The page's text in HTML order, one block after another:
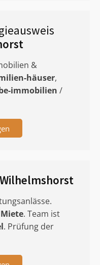
&
häuser,
immobilien /
Wilhelmshorst
. Team ist
. Prüfung der